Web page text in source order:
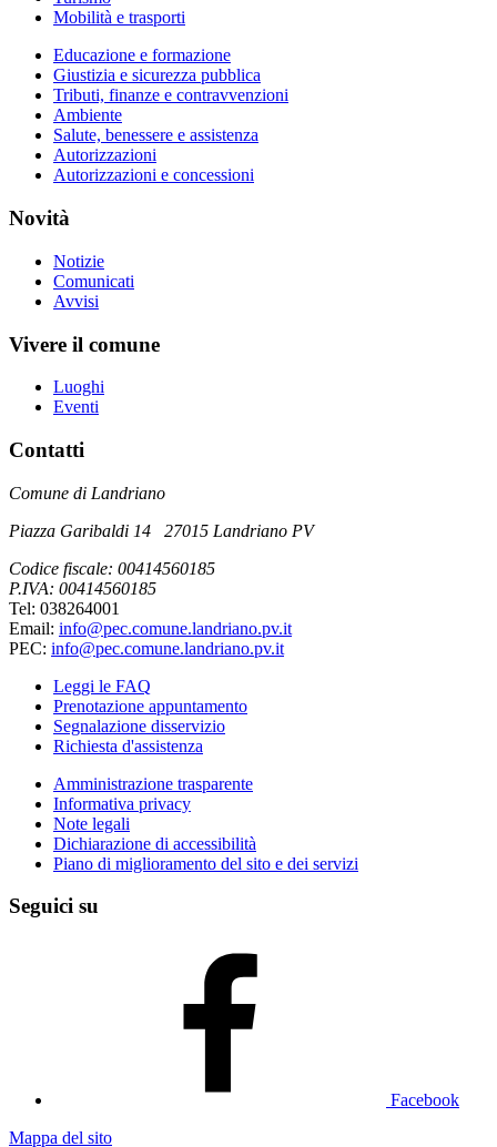
Mobilità e trasporti
Educazione e formazione
Giustizia e sicurezza pubblica
Tributi, finanze e contravvenzioni
Ambiente
Salute, benessere e assistenza
Autorizzazioni
Autorizzazioni e concessioni
Novità
Notizie
Comunicati
Avvisi
Vivere il comune
Luoghi
Eventi
Contatti
Comune di Landriano
Piazza Garibaldi 14 27015 Landriano PV
Codice fiscale: 00414560185
P.IVA: 00414560185
Tel: 038264001
Email: info@pec.comune.landriano.pv.it
PEC: info@pec.comune.landriano.pv.it
Leggi le FAQ
Prenotazione appuntamento
Segnalazione disservizio
Richiesta d'assistenza
Amministrazione trasparente
Informativa privacy
Note legali
Dichiarazione di accessibilità
Piano di miglioramento del sito e dei servizi
Seguici su
Facebook
Mappa del sito